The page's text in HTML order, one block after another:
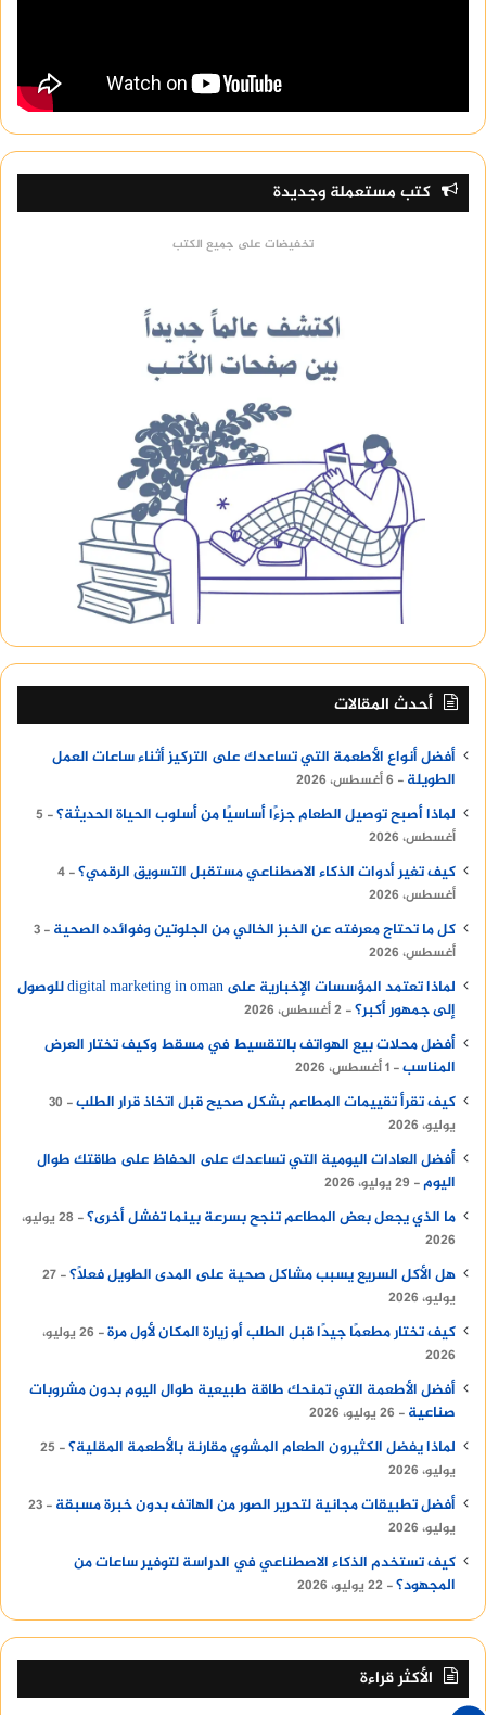
كتب مستعملة وجديدة
تخفيضات على جميع الكتب
أحدث المقالات
أفضل أنواع الأطعمة التي تساعدك على التركيز أثناء ساعات العمل
الطويلة
6 أغسطس، 2026
لماذا أصبح توصيل الطعام جزءًا أساسيًا من أسلوب الحياة الحديثة؟
5
أغسطس، 2026
كيف تغير أدوات الذكاء الاصطناعي مستقبل التسويق الرقمي؟ 4
أغسطس، 2026
كل ما تحتاج معرفته عن الخبز الخالي من الجلوتين وفوائده الصحية
3
أغسطس، 2026
لماذا تعتمد المؤسسات الإخبارية على digital marketing in oman للوصول
إلى جمهور أكبر؟ 2 أغسطس، 2026
أفضل محلات بيع الهواتف بالتقسيط في مسقط وكيف تختار العرض
المناسب 1 أغسطس، 2026
كيف تقرأ تقييمات المطاعم بشكل صحيح قبل اتخاذ قرار الطلب
30
يوليو، 2026
أفضل العادات اليومية التي تساعدك على الحفاظ على طاقتك طوال
اليوم
29 يوليو، 2026
ما الذي يجعل بعض المطاعم تنجح بسرعة بينما تفشل أخرى؟
28 يوليو،
2026
هل الأكل السريع يسبب مشاكل صحية على المدى الطويل فعلًا؟ 27
يوليو، 2026
كيف تختار مطعمًا جيدًا قبل الطلب أو زيارة المكان لأول مرة
26 يوليو،
2026
أفضل الأطعمة التي تمنحك طاقة طبيعية طوال اليوم بدون مشروبات
صناعية
26 يوليو، 2026
لماذا يفضل الكثيرون الطعام المشوي مقارنة بالأطعمة المقلية؟
25
يوليو، 2026
أفضل تطبيقات مجانية لتحرير الصور من الهاتف بدون خبرة مسبقة
23
يوليو، 2026
كيف تستخدم الذكاء الاصطناعي في الدراسة لتوفير ساعات من
المجهود؟ 22 يوليو، 2026
الأكثر قراءة